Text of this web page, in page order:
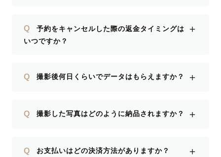
Q
予約をキャンセルした際の返金タイミングは
いつですか？
＋
Q 撮影後何日くらいでデータはもらえますか？ ＋
Q 撮影した写真はどのように納品されますか？ ＋
Q お支払いはどの決済方法がありますか？ ＋